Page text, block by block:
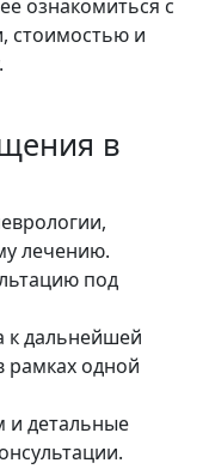
ознакомиться с
стоимостью и
в
лечению.
под
к дальнейшей
рамках одной
и детальные